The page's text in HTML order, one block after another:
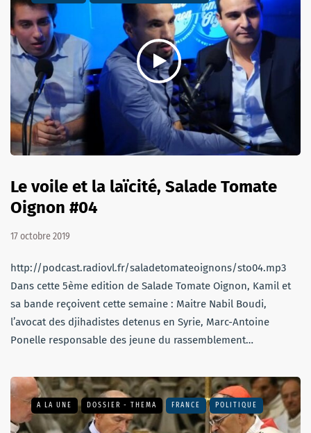
Le voile et la laïcité, Salade Tomate
Oignon #04
17 octobre 2019
http://podcast.radiovl.fr/saladetomateoignons/sto04.mp3
Dans cette 5ème edition de Salade Tomate Oignon, Kamil et
sa bande reçoivent cette semaine : Maitre Nabil Boudi,
l’avocat des djihadistes detenus en Syrie, Marc-Antoine
Ponelle responsable des jeune du rassemblement…
A LA UNE DOSSIER - THEMA FRANCE POLITIQUE